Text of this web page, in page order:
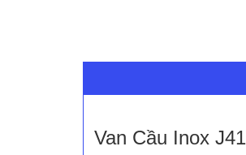
Van Cầu Inox